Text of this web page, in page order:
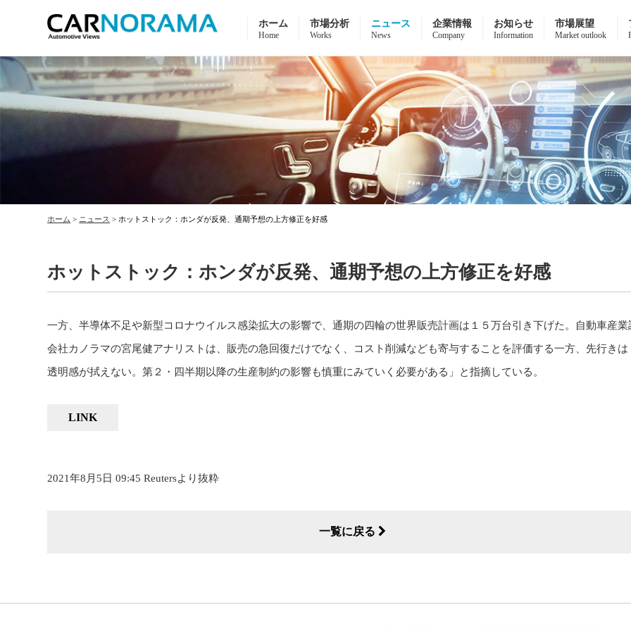
ホーム
Home
市場分析
Works
ニュース
News
企業情報
Company
お知らせ
Information
市場展望
Market outlook
ホーム > ニュース > ホットストック：ホンダが反発、通期予想の上方修正を好感
ホットストック：ホンダが反発、通期予想の上方修正を好感
一方、半導体不足や新型コロナウイルス感染拡大の影響で、通期の四輪の世界販売計画は１５万台引き下げた。自動車産業
会社カノラマの宮尾健アナリストは、販売の急回復だけでなく、コスト削減なども寄与することを評価する一方、先行きは
透明感が拭えない。第２・四半期以降の生産制約の影響も慎重にみていく必要がある」と指摘している。
LINK
2021年8月5日 09:45 Reutersより抜粋
一覧に戻る